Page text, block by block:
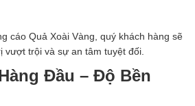
cáo Quả Xoài Vàng, quý khách hàng sẽ
vượt trội và sự an tâm tuyệt đối.
Đầu – Độ Bền